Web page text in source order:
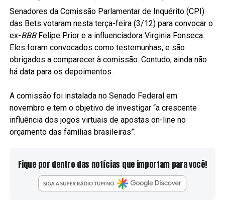
Senadores da Comissão Parlamentar de Inquérito (CPI)
das Bets votaram nesta terça-feira (3/12) para convocar o
ex-BBBFelipe Prior e a influenciadora Virginia Fonseca.
Eles foram convocados como testemunhas, e são
obrigados a comparecer à comissão. Contudo, ainda não
há data para os depoimentos.
A comissão foi instalada no Senado Federal em
novembro e tem o objetivo de investigar “a crescente
influência dos jogos virtuais de apostas on-line no
orçamento das famílias brasileiras”.
Fique por dentro das notícias que importam para você!